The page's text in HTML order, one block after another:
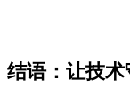
结语：让技